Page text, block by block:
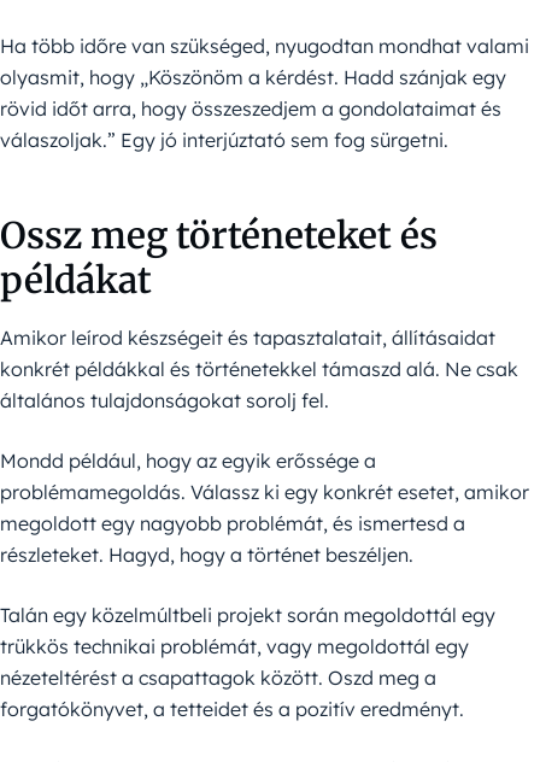
Ha több időre van szükséged, nyugodtan mondhat valami
olyasmit, hogy „Köszönöm a kérdést. Hadd szánjak egy
rövid időt arra, hogy összeszedjem a gondolataimat és
válaszoljak.” Egy jó interjúztató sem fog sürgetni.
Ossz meg történeteket és
példákat
Amikor leírod készségeit és tapasztalatait, állításaidat
konkrét példákkal és történetekkel támaszd alá. Ne csak
általános tulajdonságokat sorolj fel.
Mondd például, hogy az egyik erőssége a
problémamegoldás. Válassz ki egy konkrét esetet, amikor
megoldott egy nagyobb problémát, és ismertesd a
részleteket. Hagyd, hogy a történet beszéljen.
Talán egy közelmúltbeli projekt során megoldottál egy
trükkös technikai problémát, vagy megoldottál egy
nézeteltérést a csapattagok között. Oszd meg a
forgatókönyvet, a tetteidet és a pozitív eredményt.